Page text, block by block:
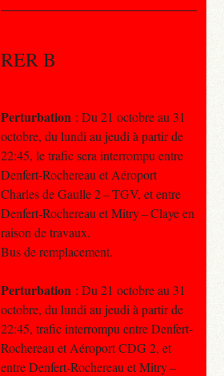
RER B
Perturbation : Du 21 octobre au 31
octobre, du lundi au jeudi à partir de
22:45, le trafic sera interrompu entre
Denfert-Rochereau et Aéroport
Charles de Gaulle 2 – TGV, et entre
Denfert-Rochereau et Mitry – Claye en
raison de travaux.
Bus de remplacement.
Perturbation : Du 21 octobre au 31
octobre, du lundi au jeudi à partir de
22:45, trafic interrompu entre Denfert-
Rochereau et Aéroport CDG 2, et
entre Denfert-Rochereau et Mitry –